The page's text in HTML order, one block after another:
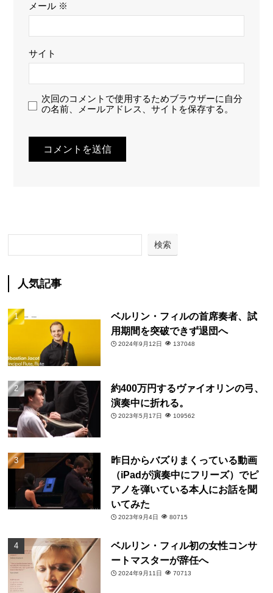
メール ※
サイト
次回のコメントで使用するためブラウザーに自分
の名前、メールアドレス、サイトを保存する。
検索
人気記事
ベルリン・フィルの首席奏者、試
用期間を突破できず退団へ
2024年9月12日 137048
約400万円するヴァイオリンの弓、
演奏中に折れる。
2023年5月17日 109562
昨日からバズりまくっている動画
（iPadが演奏中にフリーズ）でピ
アノを弾いている本人にお話を聞
いてみた
2023年9月4日 80715
ベルリン・フィル初の女性コンサ
ートマスターが辞任へ
2024年9月11日 70713